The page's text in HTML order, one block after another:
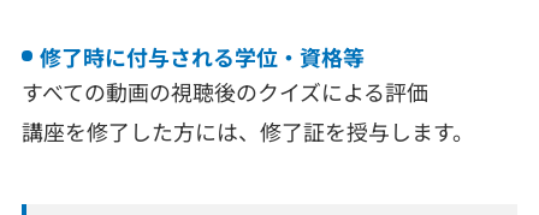
修了時に付与される学位・資格等
すべての動画の視聴後のクイズによる評価
講座を修了した方には、修了証を授与します。